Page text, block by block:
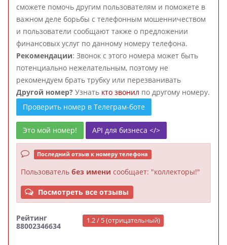
сможете помочь другим пользователям и поможете в
важном деле борьбы с телефонным мошенничеством
и пользователи сообщают также о предложении
финансовых услуг по данному номеру телефона.
Рекомендации: Звонок с этого номера может быть
потенциально нежелательным, поэтому не
рекомендуем брать трубку или перезванивать
Другой номер? Узнать кто звонил по другому номеру.
Проверить номер в Телеграм-боте
Это мой номер! API для бизнеса </>
Последний отзыв к номеру телефона
Пользователь без имени сообщает: "коллекторы!"
Посмотреть все отзывы
Рейтинг
88002346634
1.2 / 5 (отрицательный)